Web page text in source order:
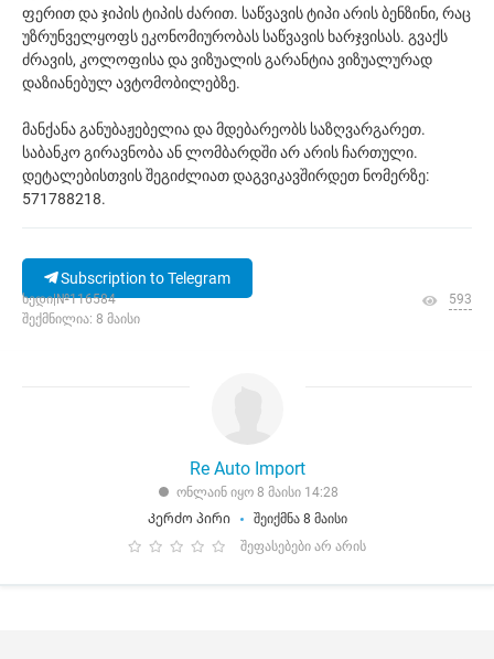
ფერით და ჯიპის ტიპის ძარით. საწვავის ტიპი არის ბენზინი, რაც
უზრუნველყოფს ეკონომიურობას საწვავის ხარჯვისას. გვაქს
ძრავის, კოლოფისა და ვიზუალის გარანტია ვიზუალურად
დაზიანებულ ავტომობილებზე.
მანქანა განუბაჟებელია და მდებარეობს საზღვარგარეთ.
საბანკო გირავნობა ან ლომბარდში არ არის ჩართული.
დეტალებისთვის შეგიძლიათ დაგვიკავშირდეთ ნომერზე:
571788218.
Subscription to Telegram
ხედი|№116584
შექმნილია: 8 მაისი
593
Re Auto Import
ონლაინ იყო 8 მაისი 14:28
Კერძო პირი
შეიქმნა 8 მაისი
შეფასებები არ არის